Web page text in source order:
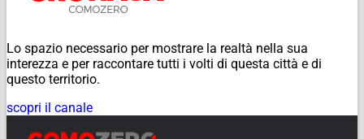
Lo spazio necessario per mostrare la realtà nella sua
interezza e per raccontare tutti i volti di questa città e di
questo territorio.
scopri il canale